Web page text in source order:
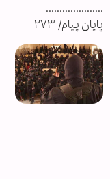
.....................
پایان پیام/ ۲۷۳